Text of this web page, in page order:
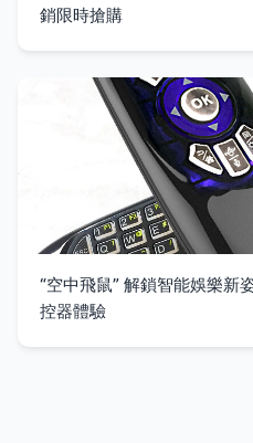
銷限時搶購
“空中飛鼠” 解鎖智能娛樂新
控器體驗